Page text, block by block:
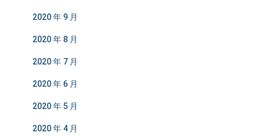
2020 年 9 月
2020 年 8 月
2020 年 7 月
2020 年 6 月
2020 年 5 月
2020 年 4 月